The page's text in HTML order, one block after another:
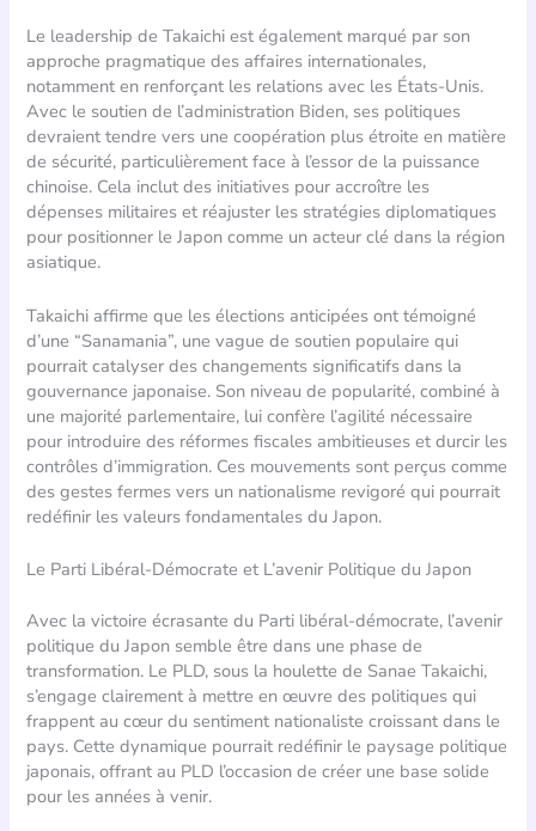
Le leadership de Takaichi est également marqué par son
approche pragmatique des affaires internationales,
notamment en renforçant les relations avec les États-Unis.
Avec le soutien de l’administration Biden, ses politiques
devraient tendre vers une coopération plus étroite en matière
de sécurité, particulièrement face à l’essor de la puissance
chinoise. Cela inclut des initiatives pour accroître les
dépenses militaires et réajuster les stratégies diplomatiques
pour positionner le Japon comme un acteur clé dans la région
asiatique.
Takaichi affirme que les élections anticipées ont témoigné
d’une “Sanamania”, une vague de soutien populaire qui
pourrait catalyser des changements significatifs dans la
gouvernance japonaise. Son niveau de popularité, combiné à
une majorité parlementaire, lui confère l’agilité nécessaire
pour introduire des réformes fiscales ambitieuses et durcir les
contrôles d’immigration. Ces mouvements sont perçus comme
des gestes fermes vers un nationalisme revigoré qui pourrait
redéfinir les valeurs fondamentales du Japon.
Le Parti Libéral-Démocrate et L’avenir Politique du Japon
Avec la victoire écrasante du Parti libéral-démocrate, l’avenir
politique du Japon semble être dans une phase de
transformation. Le PLD, sous la houlette de Sanae Takaichi,
s’engage clairement à mettre en œuvre des politiques qui
frappent au cœur du sentiment nationaliste croissant dans le
pays. Cette dynamique pourrait redéfinir le paysage politique
japonais, offrant au PLD l’occasion de créer une base solide
pour les années à venir.